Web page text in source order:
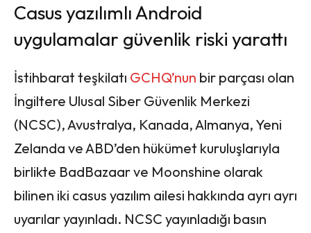
Casus yazılımlı Android
uygulamalar güvenlik riski yarattı
İstihbarat teşkilatı GCHQ’nun bir parçası olan
İngiltere Ulusal Siber Güvenlik Merkezi
(NCSC), Avustralya, Kanada, Almanya, Yeni
Zelanda ve ABD’den hükümet kuruluşlarıyla
birlikte BadBazaar ve Moonshine olarak
bilinen iki casus yazılım ailesi hakkında ayrı ayrı
uyarılar yayınladı. NCSC yayınladığı basın